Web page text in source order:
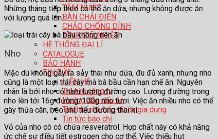
TĂM NƯỚC
BÀN CHẢI ĐIỆN
CHẢO CHỐNG DÍNH
BÌNH GIỮ NHIỆT
HỆ THỐNG ĐẠI LÍ
CATALOGUE
BẢO HÀNH
TIN TỨC
LIÊN HỆ
Tin tức công ty
Hướng dẫn nấu ăn
Thiết bị nhà bếp- Điện gia dụng
Tin tức báo chí
Những tháng tiếp theo có thể ăn dứa, nhưng không được ăn
với lượng quá lớn.
Nho
Mặc dù không gây ra sảy thai như dứa, đu đủ xanh, nhưng nho
cũng là một loại trái cây mà bà bầu cần hạn chế ăn. Nguyên
nhân là bởi nho có hàm lượng đường cao. Lượng đường trong
nho lên tới 16g đường/100g nho tươi. Việc ăn nhiều nho có thể
gây thừa cân, béo phì, tiểu đường thai kì.
Vỏ của nho cò có chứa resveratrol. Hợp chất này có khả năng
ức chế sự điều tiết estrogen cho cơ thể. Việc thiếu hụt